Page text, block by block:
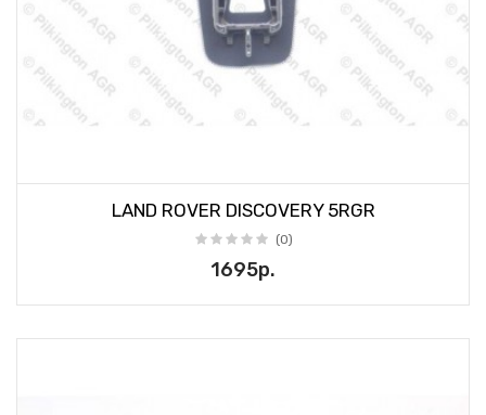
LAND ROVER DISCOVERY 5RGR
(0)
1695р.